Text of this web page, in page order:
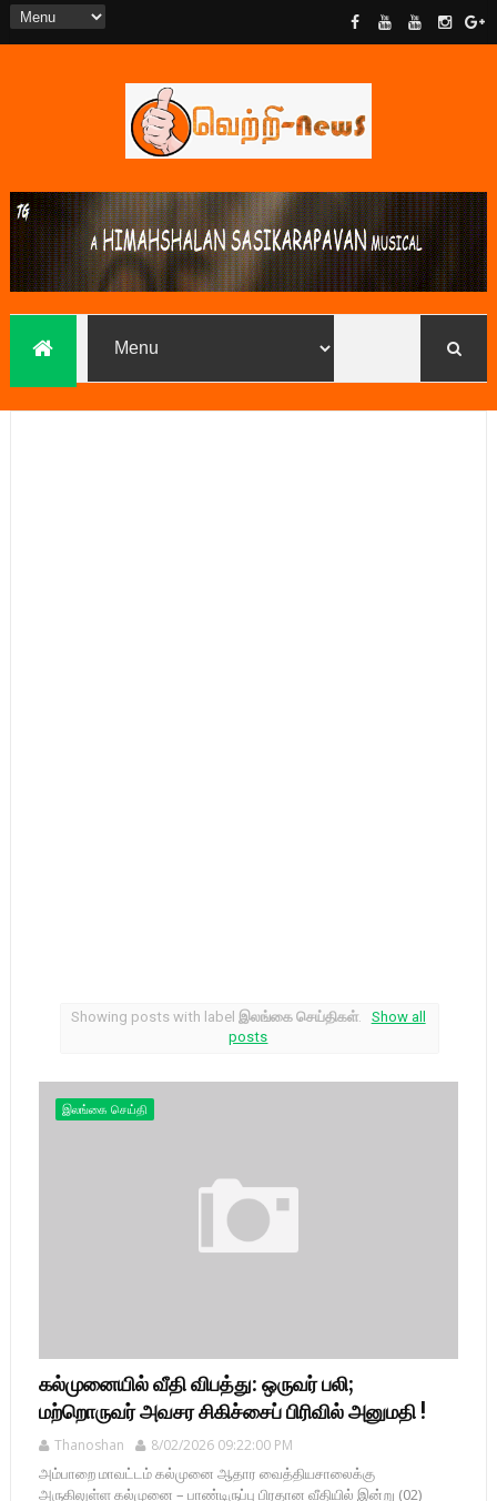
Showing posts with label இலங்கை செய்திகள்.
Show all
posts
இலங்கை செய்தி
கல்முனையில் வீதி விபத்து: ஒருவர் பலி;
மற்றொருவர் அவசர சிகிச்சைப் பிரிவில் அனுமதி !
Thanoshan 8/02/2026 09:22:00 PM
அம்பாறை மாவட்டம் கல்முனை ஆதார வைத்தியசாலைக்கு
அருகிலுள்ள கல்முனை – பாண்டிருப்பு பிரதான வீதியில் இன்று (02)